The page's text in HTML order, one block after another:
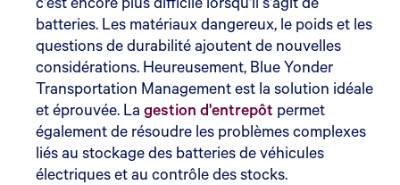
batteries. Les matériaux dangereux, le poids et les
questions de durabilité ajoutent de nouvelles
considérations. Heureusement, Blue Yonder
Transportation Management est la solution idéale
et éprouvée. La gestion d'entrepôt permet
également de résoudre les problèmes complexes
liés au stockage des batteries de véhicules
électriques et au contrôle des stocks.